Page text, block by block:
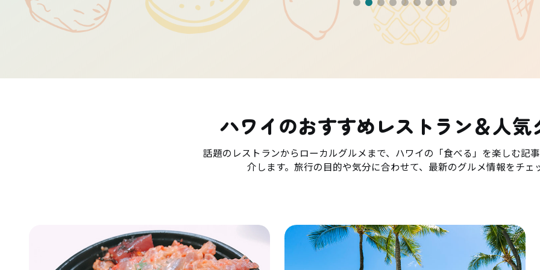
ハワイのおすすめレストラン＆人気
話題のレストランからローカルグルメまで、ハワイの「食べる」を楽しむ記
介します。旅行の目的や気分に合わせて、最新のグルメ情報をチェ